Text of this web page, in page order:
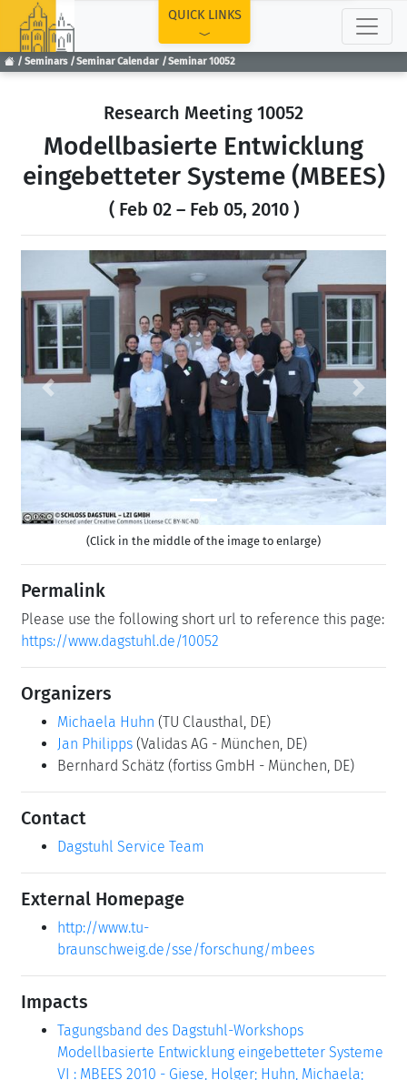
Seminars Seminar Calendar Seminar 10052
QUICK LINKS
Research Meeting 10052
Modellbasierte Entwicklung
eingebetteter Systeme (MBEES)
( Feb 02 – Feb 05, 2010 )
Previous Next
(Click in the middle of the image to enlarge)
Permalink
Please use the following short url to reference this page:
https://www.dagstuhl.de/10052
Organizers
Michaela Huhn (TU Clausthal, DE)
Jan Philipps (Validas AG - München, DE)
Bernhard Schätz (fortiss GmbH - München, DE)
Contact
Dagstuhl Service Team
External Homepage
http://www.tu-
braunschweig.de/sse/forschung/mbees
Impacts
Tagungsband des Dagstuhl-Workshops
Modellbasierte Entwicklung eingebetteter Systeme
VI : MBEES 2010 - Giese, Holger; Huhn, Michaela;